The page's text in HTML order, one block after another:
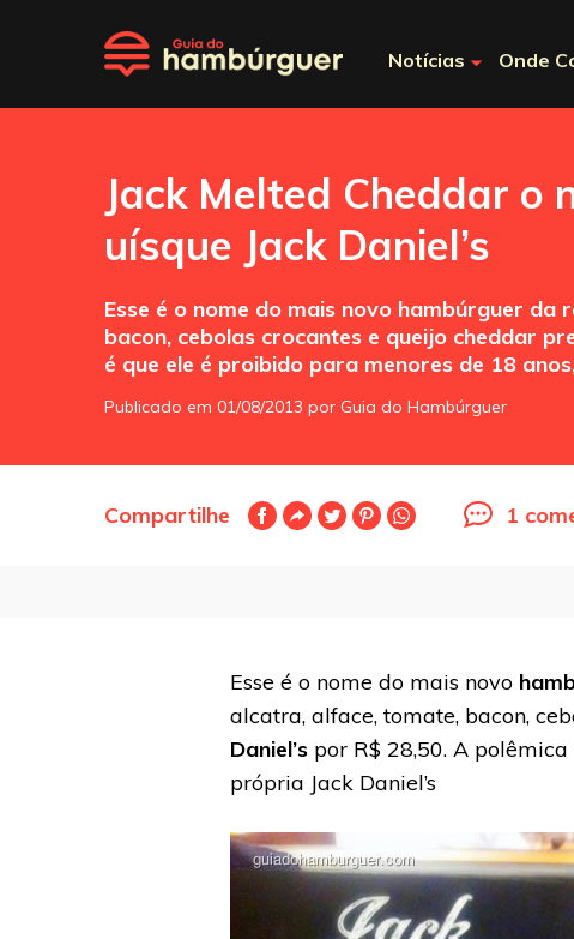
Notícias Onde
Jack Melted Cheddar o
uísque Jack Daniel’s
Esse é o nome do mais novo hambúrguer
bacon, cebolas crocantes e queijo cheddar
é que ele é proibido para menores de 18
Publicado em 01/08/2013 por Guia do Hambúrguer
Compartilhe 1
Esse é o nome do mais novo
alcatra, alface, tomate, bacon,
Daniel’s por R$ 28,50. A
própria Jack Daniel’s